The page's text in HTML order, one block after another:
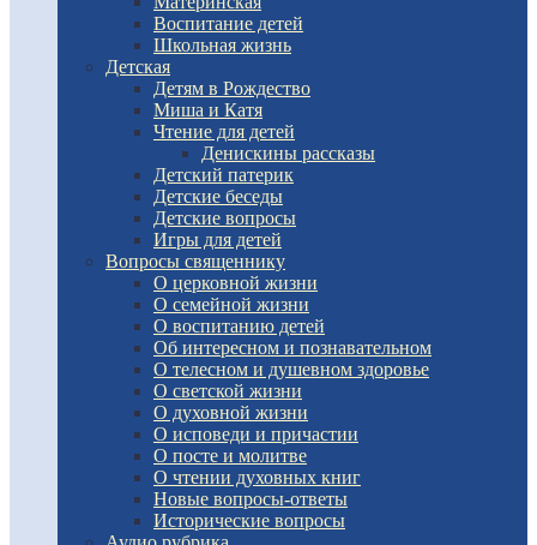
Воспитание детей
Школьная жизнь
Детская
Детям в Рождество
Миша и Катя
Чтение для детей
Денискины рассказы
Детский патерик
Детские беседы
Детские вопросы
Игры для детей
Вопросы священнику
О церковной жизни
О семейной жизни
О воспитанию детей
Об интересном и познавательном
О телесном и душевном здоровье
О светской жизни
О духовной жизни
О исповеди и причастии
О посте и молитве
О чтении духовных книг
Новые вопросы-ответы
Исторические вопросы